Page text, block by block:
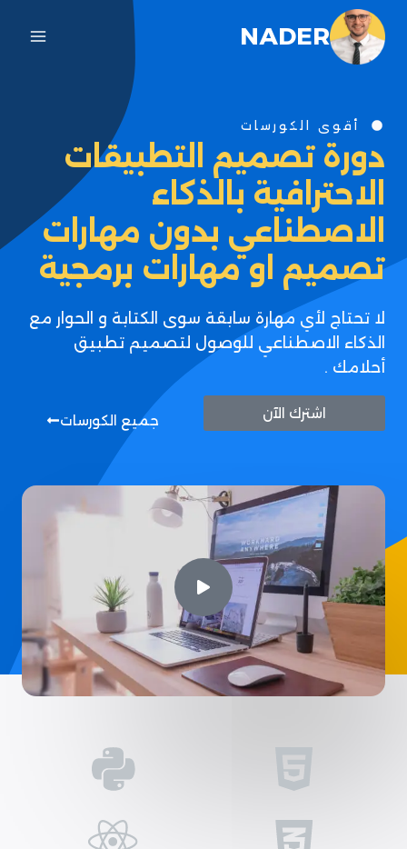
NADER
أقوى الكورسات
دورة تصميم التطبيقات
الاحترافية بالذكاء
الاصطناعي بدون مهارات
تصميم او مهارات برمجية
لا تحتاج لأي مهارة سابقة سوى الكتابة و الحوار مع
الذكاء الاصطناعي للوصول لتصميم تطبيق
أحلامك .
اشترك الآن جميع الكورسات